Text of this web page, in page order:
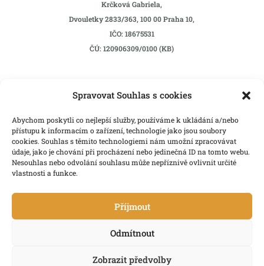
Spravovat Souhlas s cookies
Abychom poskytli co nejlepší služby, používáme k ukládání a/nebo
přístupu k informacím o zařízení, technologie jako jsou soubory
cookies. Souhlas s těmito technologiemi nám umožní zpracovávat
údaje, jako je chování při procházení nebo jedinečná ID na tomto webu.
Nesouhlas nebo odvolání souhlasu může nepříznivě ovlivnit určité
vlastnosti a funkce.
Příjmout
Odmítnout
Zobrazit předvolby
Krčková Gabriela,
Dvouletky 2833/363, 100 00 Praha 10,
IČO: 18675531
ČÚ: 120906309/0100 (KB)